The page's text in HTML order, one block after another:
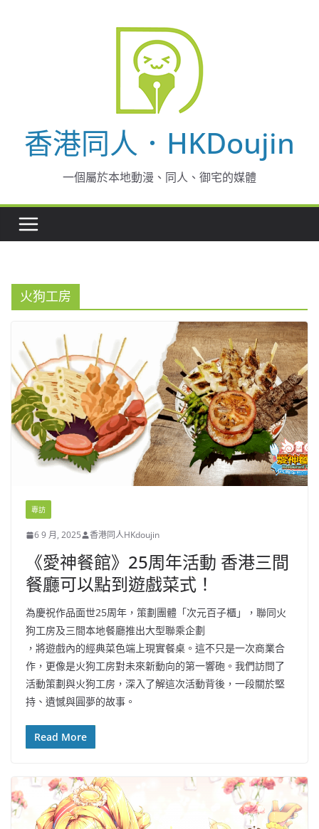
香港同人．HKDoujin
一個屬於本地動漫、同人、御宅的媒體
火狗工房
專訪
6 9 月, 2025 香港同人HKdoujin
《愛神餐館》25周年活動 香港三間
餐廳可以點到遊戲菜式！
為慶祝作品面世25周年，策劃團體「次元百子櫃」，聯同火
狗工房及三間本地餐廳推出大型聯乘企劃
，將遊戲內的經典菜色端上現實餐桌。這不只是一次商業合
作，更像是火狗工房對未來新動向的第一響砲。我們訪問了
活動策劃與火狗工房，深入了解這次活動背後，一段關於堅
持、遺憾與圓夢的故事。
Read More